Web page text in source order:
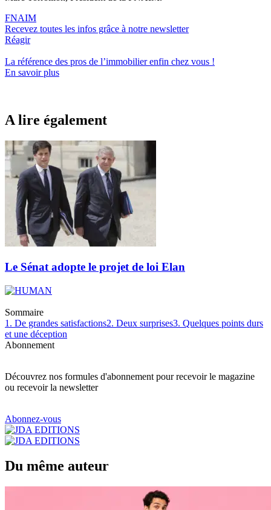
FNAIM
Recevez toutes les infos grâce à notre newsletter
Réagir
La référence des pros de l’immobilierenfin chez vous !
En savoir plus
A lire également
Le Sénat adopte le projet de loi Elan
Sommaire
1. De grandes satisfactions2. Deux surprises3. Quelques points durs
et une déception
Abonnement
Découvrez nos formules d'abonnement pour recevoir le magazine
ou recevoir la newsletter
Abonnez-vous
Du même auteur